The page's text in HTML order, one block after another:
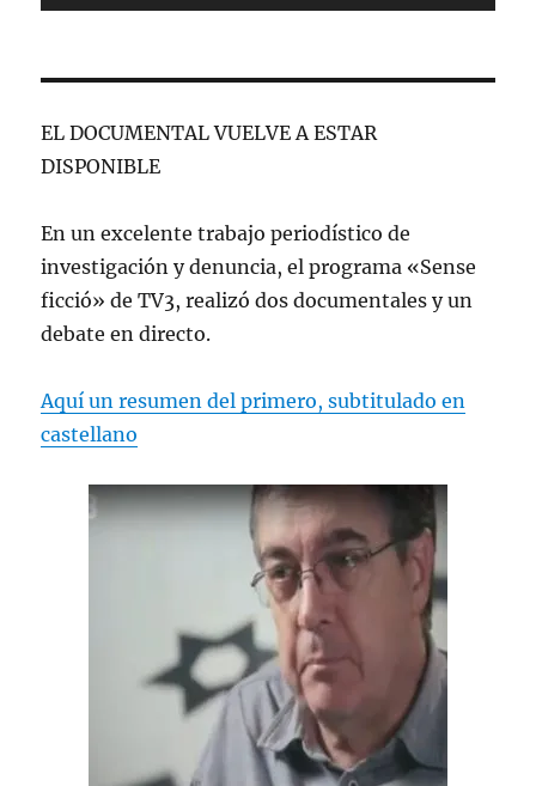
EL DOCUMENTAL VUELVE A ESTAR
DISPONIBLE
En un excelente trabajo periodístico de
investigación y denuncia, el programa «Sense
ficció» de TV3, realizó dos documentales y un
debate en directo.
Aquí un resumen del primero, subtitulado en
castellano